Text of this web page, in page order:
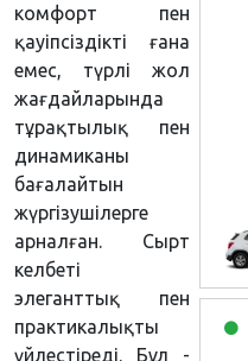
комфорт пен
қауіпсіздікті ғана
емес, түрлі жол
жағдайларында
тұрақтылық пен
динамиканы
бағалайтын
жүргізушілерге
арналған. Сырт
келбеті
элеганттық пен
практикалықты
үйлестіреді. Бұл -